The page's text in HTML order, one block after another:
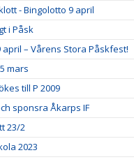
- Bingolotto 9 april
i Påsk
– Vårens Stora Påskfest!
mars
till P 2009
sponsra Åkarps IF
23/2
2023